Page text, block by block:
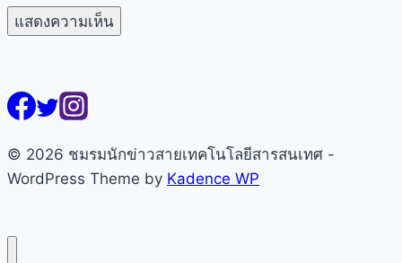
© 2026 ชมรมนักข่าวสายเทคโนโลยีสารสนเทศ -
WordPress Theme by Kadence WP